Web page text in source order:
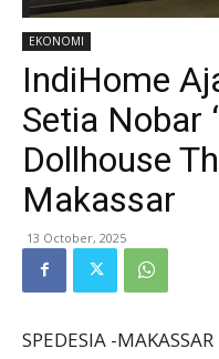
EKONOMI
IndiHome
Setia Nobar
Dollhouse
Makassar
13 October, 2025
SPEDESIA -